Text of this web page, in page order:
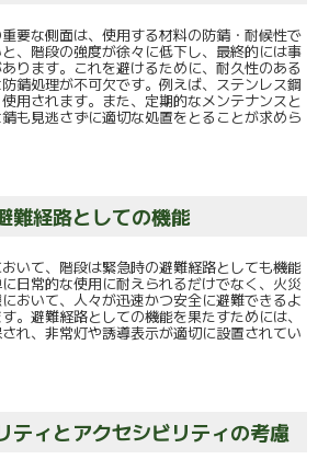
要な側面は、使用する材料の防錆・耐候性で
、階段の強度が徐々に低下し、最終的には事
ります。これを避けるために、耐久性のある
錆処理が不可欠です。例えば、ステンレス鋼
用されます。また、定期的なメンテナンスと
も見逃さずに適切な処置をとることが求めら
難経路としての機能
いて、階段は緊急時の避難経路としても機能
日常的な使用に耐えられるだけでなく、火災
おいて、人々が迅速かつ安全に避難できるよ
。避難経路としての機能を果たすためには、
れ、非常灯や誘導表示が適切に設置されてい
ティとアクセシビリティの考慮